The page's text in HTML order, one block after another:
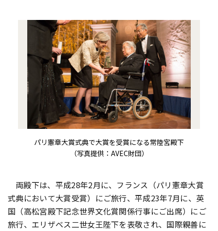
パリ憲章大賞式典で大賞を受賞になる常陸宮殿下
（写真提供：AVEC財団）
両殿下は、平成28年2月に、フランス（パリ憲章大賞
式典において大賞受賞）にご旅行、平成23年7月に、英
国（高松宮殿下記念世界文化賞関係行事にご出席）にご
旅行、エリザベス二世女王陛下を表敬され、国際親善に